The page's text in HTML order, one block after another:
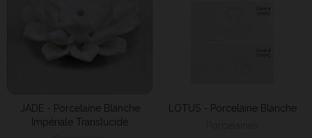
JADE - Porcelaine Blanche
Impériale Translucide
LOTUS - Porcelaine Blanche